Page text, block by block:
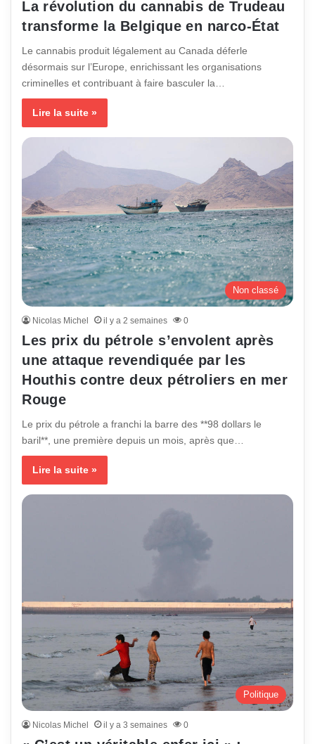
La révolution du cannabis de Trudeau
transforme la Belgique en narco-État
Le cannabis produit légalement au Canada déferle
désormais sur l’Europe, enrichissant les organisations
criminelles et contribuant à faire basculer la…
Lire la suite »
Non classé
Nicolas Michel il y a 2 semaines 0
Les prix du pétrole s’envolent après
une attaque revendiquée par les
Houthis contre deux pétroliers en mer
Rouge
Le prix du pétrole a franchi la barre des **98 dollars le
baril**, une première depuis un mois, après que…
Lire la suite »
Politique
Nicolas Michel il y a 3 semaines 0